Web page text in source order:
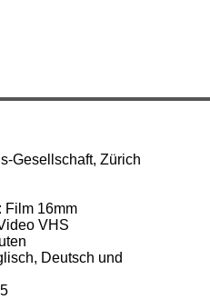
Gesellschaft, Zürich
Film 16mm
VHS
Deutsch und